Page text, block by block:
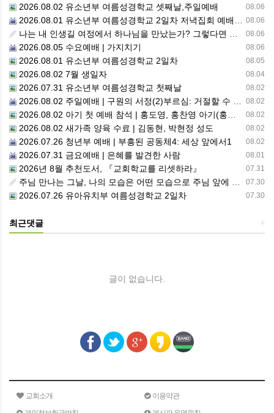
08.06
2026.08.02 유소년부 여름성경학교 셋째날,주일예배
08.06
2026.08.01 유소년부 여름성경학교 2일차 저녁집회 예배 실황
08.06
나는 내 인생길 여정에서 하나님을 만났는가? 그렇다면 나의 삶은 어떠한가? 자신을 돌아 봅니다.
08.06
2026.08.05 수요예배 | 가지치기
08.05
2026.08.01 유소년부 여름성경학교 2일차
08.04
2026.08.02 7월 생일자
08.02
2026.07.31 유소년부 여름성경학교 첫째날
08.02
2026.08.02 주일예배 | 구원의 서정(2)부르심: 거절할 수 없는 은혜의 시작
08.02
2026.08.02 아기 첫 예배 참석 | 홍도영, 홍찬영 아기(홍석진, 임자현 집사 가정)
08.02
2026.08.02 새가족 양육 수료 | 김동현, 박현정 성도
08.02
2026.07.26 청년부 예배 | 부흥된 공동체4: 세상 앞에서1
08.01
2026.07.31 금요예배 | 은혜를 발견한 사람
07.31
2026년 8월 추천도서, 『교회학교를 리셋하라』
07.30
주님 만나는 그날, 나의 모습은 어떤 모습으로 주님 앞에 서게 될까 ??????
07.30
2026.07.26 유아유치부 여름성경학교 2일차
+
최근댓글
글이 없습니다.
교회소개
이용약관